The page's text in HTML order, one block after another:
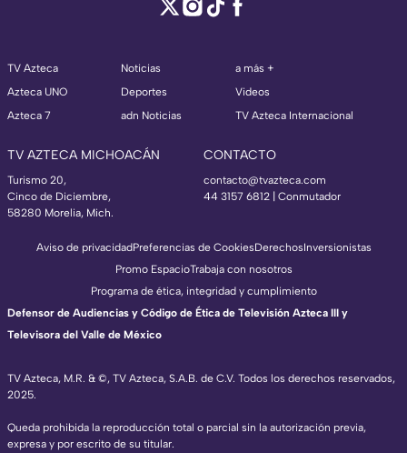
TV Azteca
Azteca UNO
Azteca 7
Noticias
Deportes
adn Noticias
a más +
Videos
TV Azteca Internacional
TV AZTECA MICHOACÁN
Turismo 20,
Cinco de Diciembre,
58280 Morelia, Mich.
CONTACTO
contacto@tvazteca.com
44 3157 6812 | Conmutador
TV Azteca, M.R. & ©, TV Azteca, S.A.B. de C.V. Todos los derechos reservados,
2025.
Queda prohibida la reproducción total o parcial sin la autorización previa,
expresa y por escrito de su titular.
Aviso de privacidadPreferencias de CookiesDerechosInversionistas
Promo EspacioTrabaja con nosotros
Programa de ética, integridad y cumplimiento
Defensor de Audiencias y Código de Ética de Televisión Azteca III y
Televisora del Valle de México